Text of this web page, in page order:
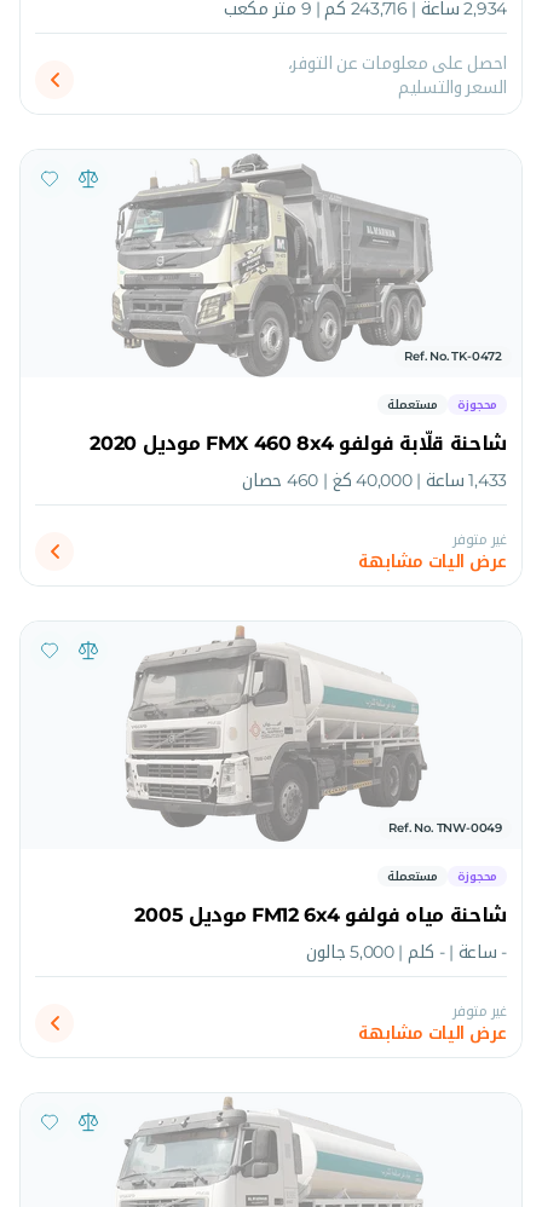
2,934 ساعة | 243,716 كم | 9 متر مكعب
احصل على معلومات عن التوفر،
السعر والتسليم
Ref. No. TK-0472
محجوزة
مستعملة
شاحنة قلّابة فولفو FMX 460 8x4 موديل 2020
1,433 ساعة | 40,000 كغ | 460 حصان
غير متوفر
عرض اليات مشابهة
Ref. No. TNW-0049
محجوزة
مستعملة
شاحنة مياه فولفو FM12 6x4 موديل 2005
- ساعة | - كلم | 5,000 جالون
غير متوفر
عرض اليات مشابهة